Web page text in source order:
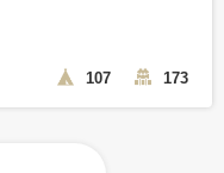
107 173